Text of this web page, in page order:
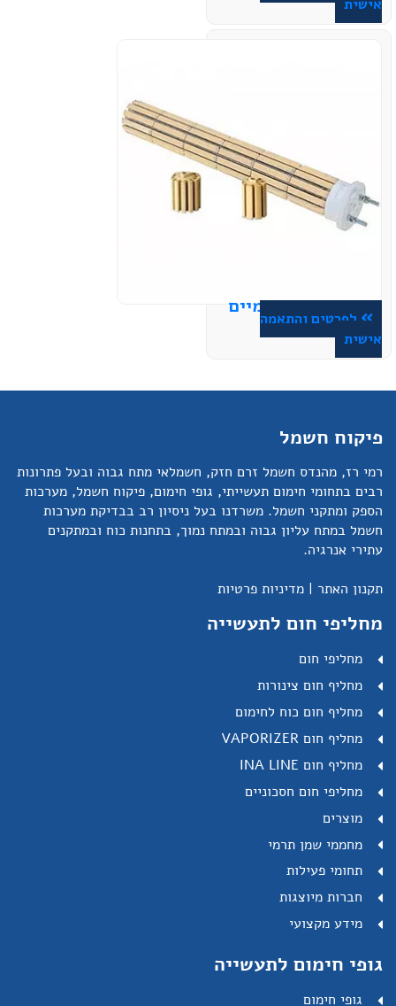
אישית
גופי חימום קרמיים
לפרטים והתאמה
אישית
פיקוח חשמל
רמי רז, מהנדס חשמל זרם חזק, חשמלאי מתח גבוה ובעל פתרונות
רבים בתחומי חימום תעשייתי, גופי חימום, פיקוח חשמל, מערכות
הספק ומתקני חשמל. משרדנו בעל ניסיון רב בבדיקת מערכות
חשמל במתח עליון גבוה ובמתח נמוך, בתחנות כוח ובמתקנים
עתירי אנרגיה.
תקנון האתר | מדיניות פרטיות
מחליפי חום לתעשייה
מחליפי חום
מחליף חום צינורות
מחליף חום כוח לחימום
מחליף חום VAPORIZER
מחליף חום INA LINE
מחליפי חום חסכוניים
מוצרים
מחממי שמן תרמי
תחומי פעילות
חברות מיוצגות
מידע מקצועי
גופי חימום לתעשייה
גופי חימום